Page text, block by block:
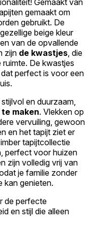
gemaakt om
gebruikt. De
beige kleur
van de opvallende
zijn de kwastjes , die
De kwastjes
perfect is voor een
en duurzaam,
maken. Vlekken op
vervuiling, gewoon
en het tapijt ziet er
tapijtcollectie
, perfect voor huizen
zijn volledig vrij van
je familie zonder
kan genieten.
de perfecte
en stijl die alleen